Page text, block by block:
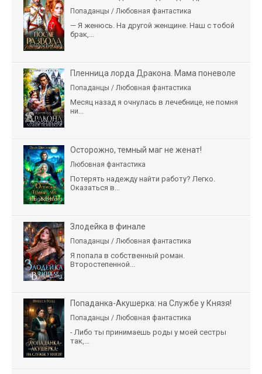
Попаданцы / Любовная фантастика
— Я женюсь. На другой женщине. Наш с тобой
брак,...
Пленница лорда Дракона. Мама поневоле
Попаданцы / Любовная фантастика
Месяц назад я очнулась в лечебнице, не помня
ни...
Осторожно, темный маг не женат!
Любовная фантастика
Потерять надежду найти работу? Легко.
Оказаться в...
Злодейка в финале
Попаданцы / Любовная фантастика
Я попала в собственный роман.
Второстепенной...
Попаданка-Акушерка: на Службе у Князя!
Попаданцы / Любовная фантастика
- Либо ты принимаешь роды у моей сестры
так,...